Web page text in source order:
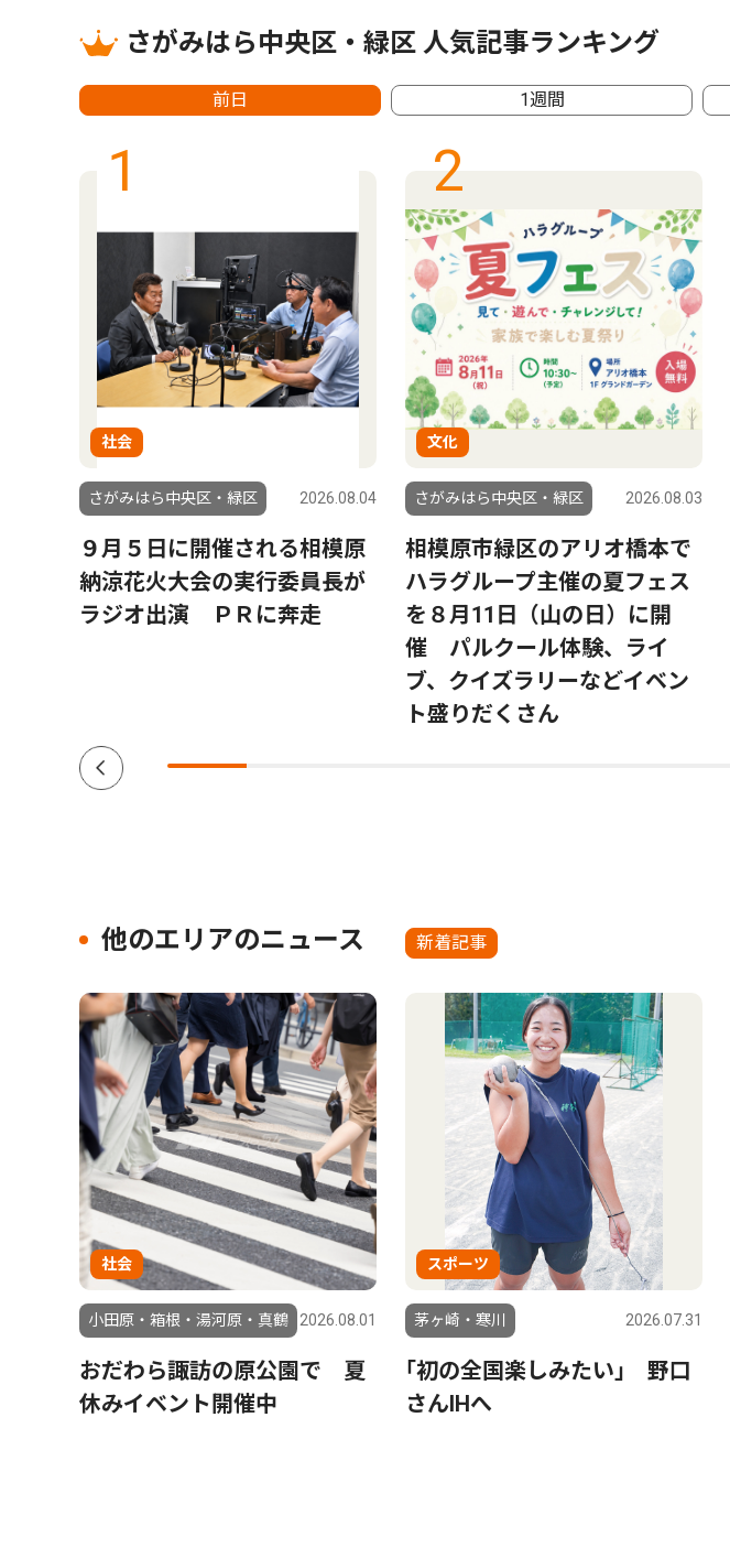
さがみはら中央区・緑区 人気記事ランキング
前日 1週間
1
社会
さがみはら中央区・緑区 2026.08.04
９月５日に開催される相模原
納涼花火大会の実行委員長が
ラジオ出演 ＰＲに奔走
2
文化
さがみはら中央区・緑区 2026.08.03
相模原市緑区のアリオ橋本で
ハラグループ主催の夏フェス
を８月11日（山の日）に開
催 パルクール体験、ライ
ブ、クイズラリーなどイベン
ト盛りだくさん
他のエリアのニュース 新着記事
社会
小田原・箱根・湯河原・真鶴 2026.08.01
おだわら諏訪の原公園で 夏
休みイベント開催中
スポーツ
茅ヶ崎・寒川 2026.07.31
｢初の全国楽しみたい｣ 野口
さんIHへ